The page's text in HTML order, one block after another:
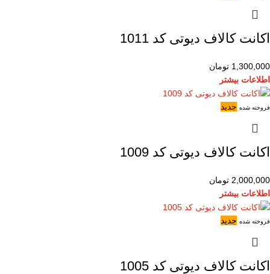
اکانت کالاف دیوتی کد 1011
1,300,000 تومان
اطلاعات بیشتر
فروخته شده جدید
اکانت کالاف دیوتی کد 1009
2,000,000 تومان
اطلاعات بیشتر
فروخته شده جدید
اکانت کالاف دیوتی کد 1005